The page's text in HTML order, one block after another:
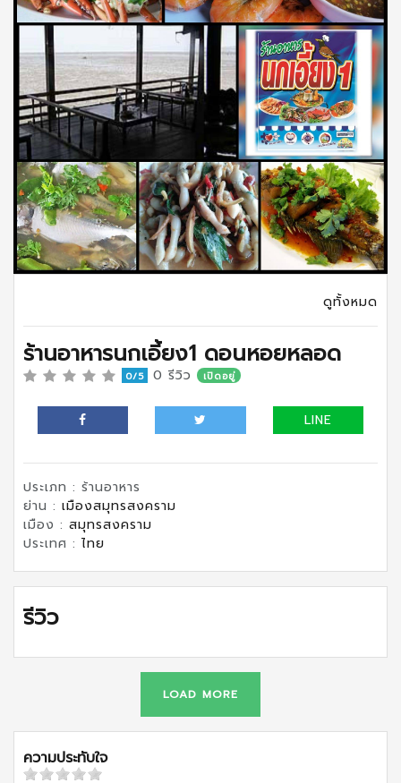
ดูทั้งหมด
ร้านอาหารนกเอี้ยง1 ดอนหอยหลอด
0/5 0 รีวิว เปิดอยู่
LINE
ประเภท : ร้านอาหาร
ย่าน : เมืองสมุทรสงคราม
เมือง : สมุทรสงคราม
ประเทศ : ไทย
รีวิว
LOAD MORE
ความประทับใจ